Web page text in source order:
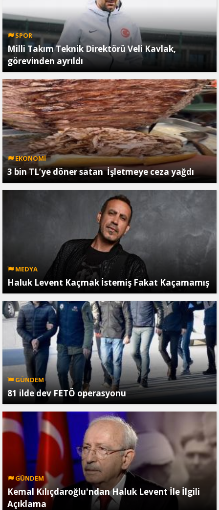
SPOR
Milli Takım Teknik Direktörü Veli Kavlak,
görevinden ayrıldı
EKONOMİ
3 bin TL’ye döner satan İşletmeye ceza yağdı
MEDYA
Haluk Levent Kaçmak İstemiş Fakat Kaçamamış
GÜNDEM
81 ilde dev FETÖ operasyonu
GÜNDEM
Kemal Kılıçdaroğlu'ndan Haluk Levent İle İlgili
Açıklama